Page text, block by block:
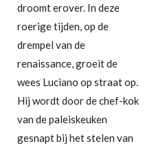
droomt erover. In deze
roerige tijden, op de
drempel van de
renaissance, groeit de
wees Luciano op straat op.
Hij wordt door de chef-kok
van de paleiskeuken
gesnapt bij het stelen van